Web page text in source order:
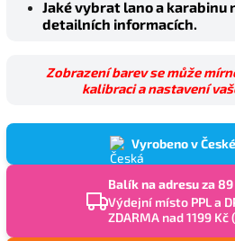
Jaké vybrat lano a karabinu
detailních informacích.
Zobrazení barev se může
kalibraci a nastavení
Vyrobeno v
Balík na adresu za 89
Výdejní místo PPL a
ZDARMA nad 1199